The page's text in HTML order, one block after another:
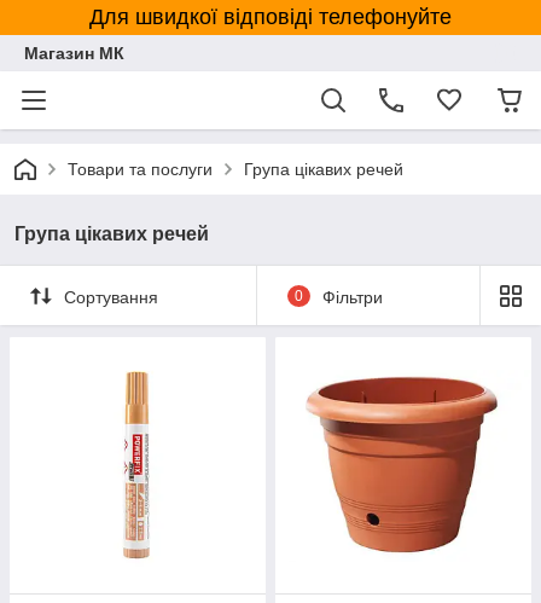
Для швидкої відповіді телефонуйте
Магазин МК
Товари та послуги Група цікавих речей
Група цікавих речей
Сортування 0 Фільтри